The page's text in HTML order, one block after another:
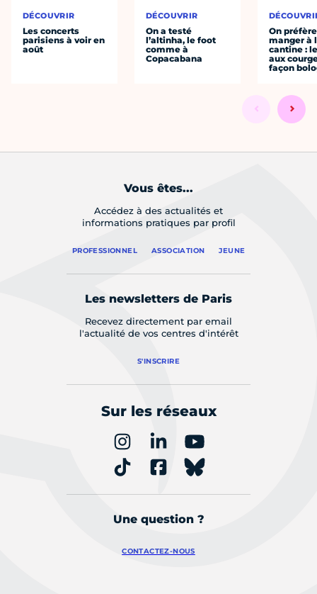
DÉCOUVRIR
Les concerts
parisiens à voir en
août
DÉCOUVRIR
On a testé
l’altinha, le foot
comme à
Copacabana
On préfère
manger à
cantine :
aux
façon
Vous êtes...
Accédez à des actualités et
informations pratiques par profil
PROFESSIONNEL ASSOCIATION JEUNE
Les newsletters de Paris
Recevez directement par email
l'actualité de vos centres d'intérêt
S'INSCRIRE
Sur les réseaux
Une question ?
CONTACTEZ-NOUS